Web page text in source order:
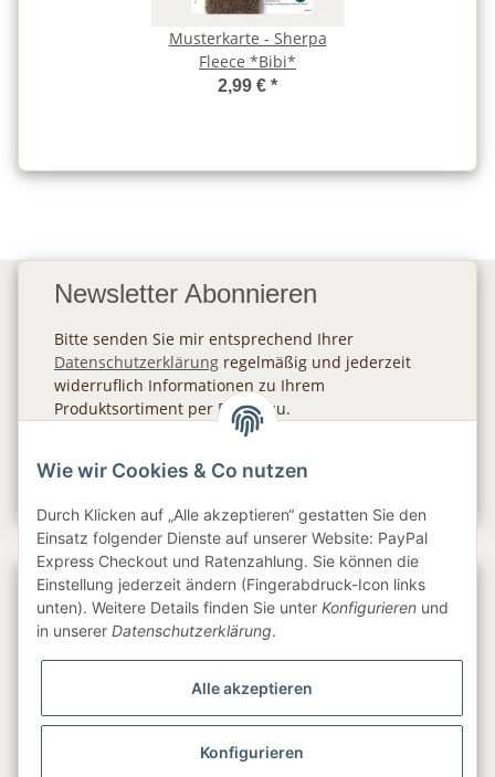
Musterkarte - Sherpa
Fleece *Bibi*
2,99 € *
Newsletter Abonnieren
Bitte senden Sie mir entsprechend Ihrer
Datenschutzerklärung regelmäßig und jederzeit
widerruflich Informationen zu Ihrem
Produktsortiment per E-Mail zu.
Gesetzliche Informationen
Wie wir Cookies & Co nutzen
Durch Klicken auf „Alle akzeptieren“ gestatten Sie den
Einsatz folgender Dienste auf unserer Website: PayPal
Express Checkout und Ratenzahlung. Sie können die
Einstellung jederzeit ändern (Fingerabdruck-Icon links
unten). Weitere Details finden Sie unter Konfigurieren und
in unserer Datenschutzerklärung.
Alle akzeptieren
Konfigurieren